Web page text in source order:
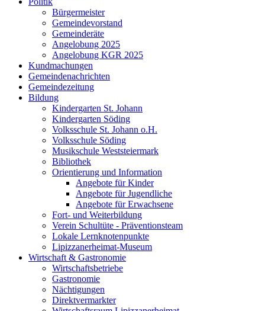
Bürgermeister
Gemeindevorstand
Gemeinderäte
Angelobung 2025
Angelobung KGR 2025
Kundmachungen
Gemeindenachrichten
Gemeindezeitung
Bildung
Kindergarten St. Johann
Kindergarten Söding
Volksschule St. Johann o.H.
Volksschule Söding
Musikschule Weststeiermark
Bibliothek
Orientierung und Information
Angebote für Kinder
Angebote für Jugendliche
Angebote für Erwachsene
Fort- und Weiterbildung
Verein Schultüte - Präventionsteam
Lokale Lernknotenpunkte
Lipizzanerheimat-Museum
Wirtschaft & Gastronomie
Wirtschaftsbetriebe
Gastronomie
Nächtigungen
Direktvermarkter